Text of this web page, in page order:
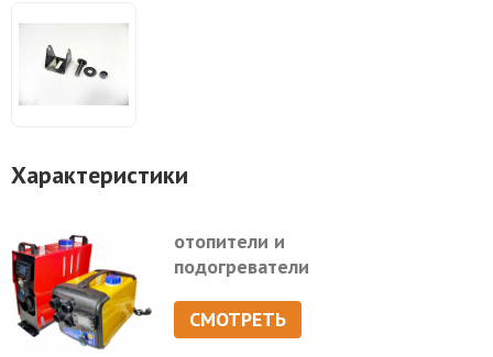
Характеристики
отопители и
подогреватели
СМОТРЕТЬ